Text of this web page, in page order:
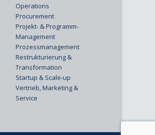
Operations
Procurement
Projekt- & Programm-
Management
Prozessmanagement
Restrukturierung &
Transformation
Startup & Scale-up
Vertrieb, Marketing &
Service